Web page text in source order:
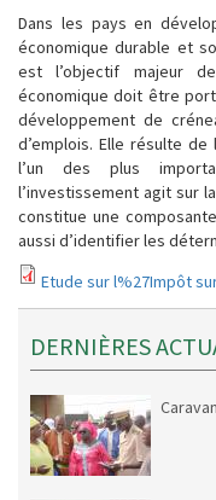
Dans les pays en
économique durable et
est l’objectif majeur
économique doit être
développement de
d’emplois. Elle résulte
l’un des plus
l’investissement agit sur
constitue une
aussi d’identifier les
Etude sur l%27Impôt
DERNIÈRES